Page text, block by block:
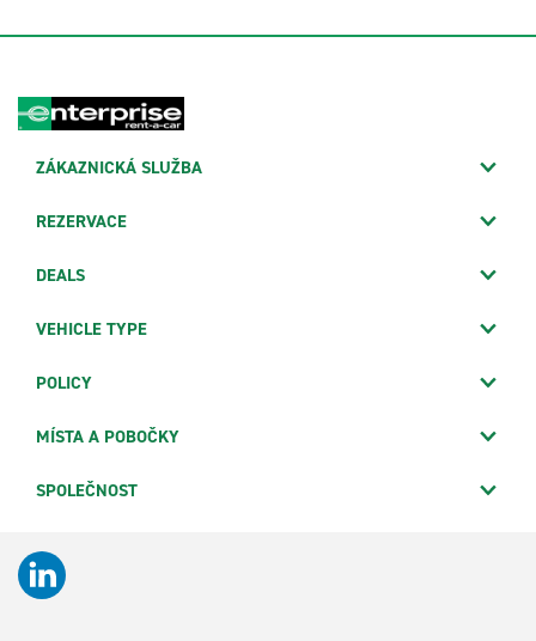
ZÁKAZNICKÁ SLUŽBA
REZERVACE
DEALS
VEHICLE TYPE
POLICY
MÍSTA A POBOČKY
SPOLEČNOST